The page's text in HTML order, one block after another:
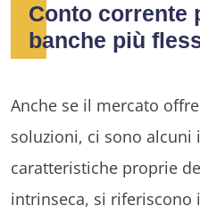
Conto corrente
banche più
Anche se il mercato
soluzioni, ci sono alcuni
caratteristiche proprie
intrinseca, si riferiscono